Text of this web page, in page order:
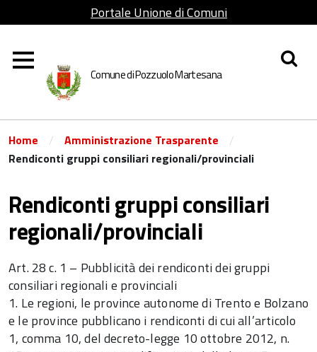
Portale Unione di Comuni
Comune di Pozzuolo Martesana
Home / Amministrazione Trasparente /
Rendiconti gruppi consiliari regionali/provinciali
Rendiconti gruppi consiliari
regionali/provinciali
Art. 28 c. 1 – Pubblicità dei rendiconti dei gruppi
consiliari regionali e provinciali
1. Le regioni, le province autonome di Trento e Bolzano
e le province pubblicano i rendiconti di cui all’articolo
1, comma 10, del decreto-legge 10 ottobre 2012, n.